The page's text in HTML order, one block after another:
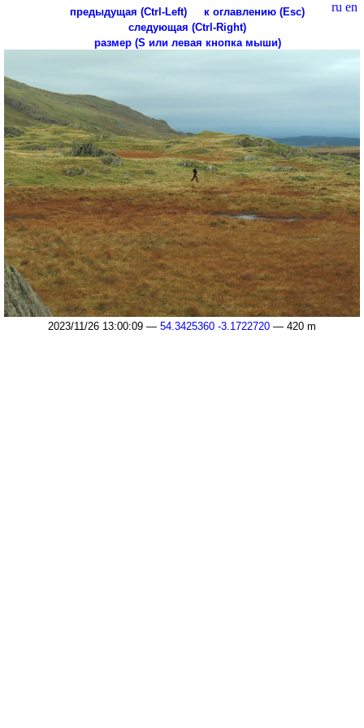
ru en
предыдущая (Ctrl-Left)
к оглавлению (Esc)
следующая (Ctrl-Right)
размер (S или левая кнопка мыши)
2023/11/26 13:00:09 — 54.3425360 -3.1722720 — 420 m